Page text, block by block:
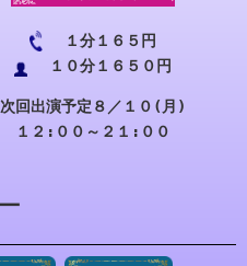
１分１６５円
１０分１６５０円
次回出演予定８／１０(月)
１２:００～２１:００